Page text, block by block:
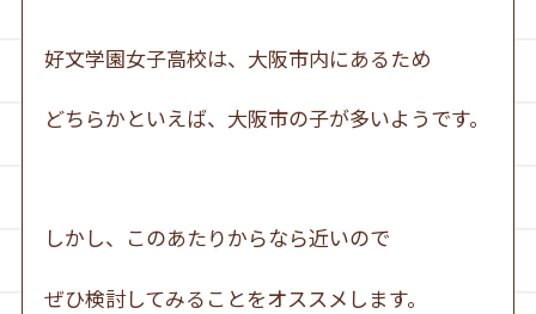
好文学園女子高校は、大阪市内にあるため
どちらかといえば、大阪市の子が多いようです。
しかし、このあたりからなら近いので
ぜひ検討してみることをオススメします。